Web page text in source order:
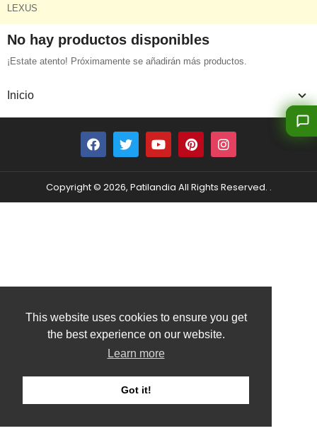
This website uses cookies to ensure you get
the best experience on our website.
Learn more
Got it!
LEXUS
Inicio
No hay productos disponibles
¡Estate atento! Próximamente se añadirán más productos.
Copyright © 2026, Patilandia All Rights Reserved. .